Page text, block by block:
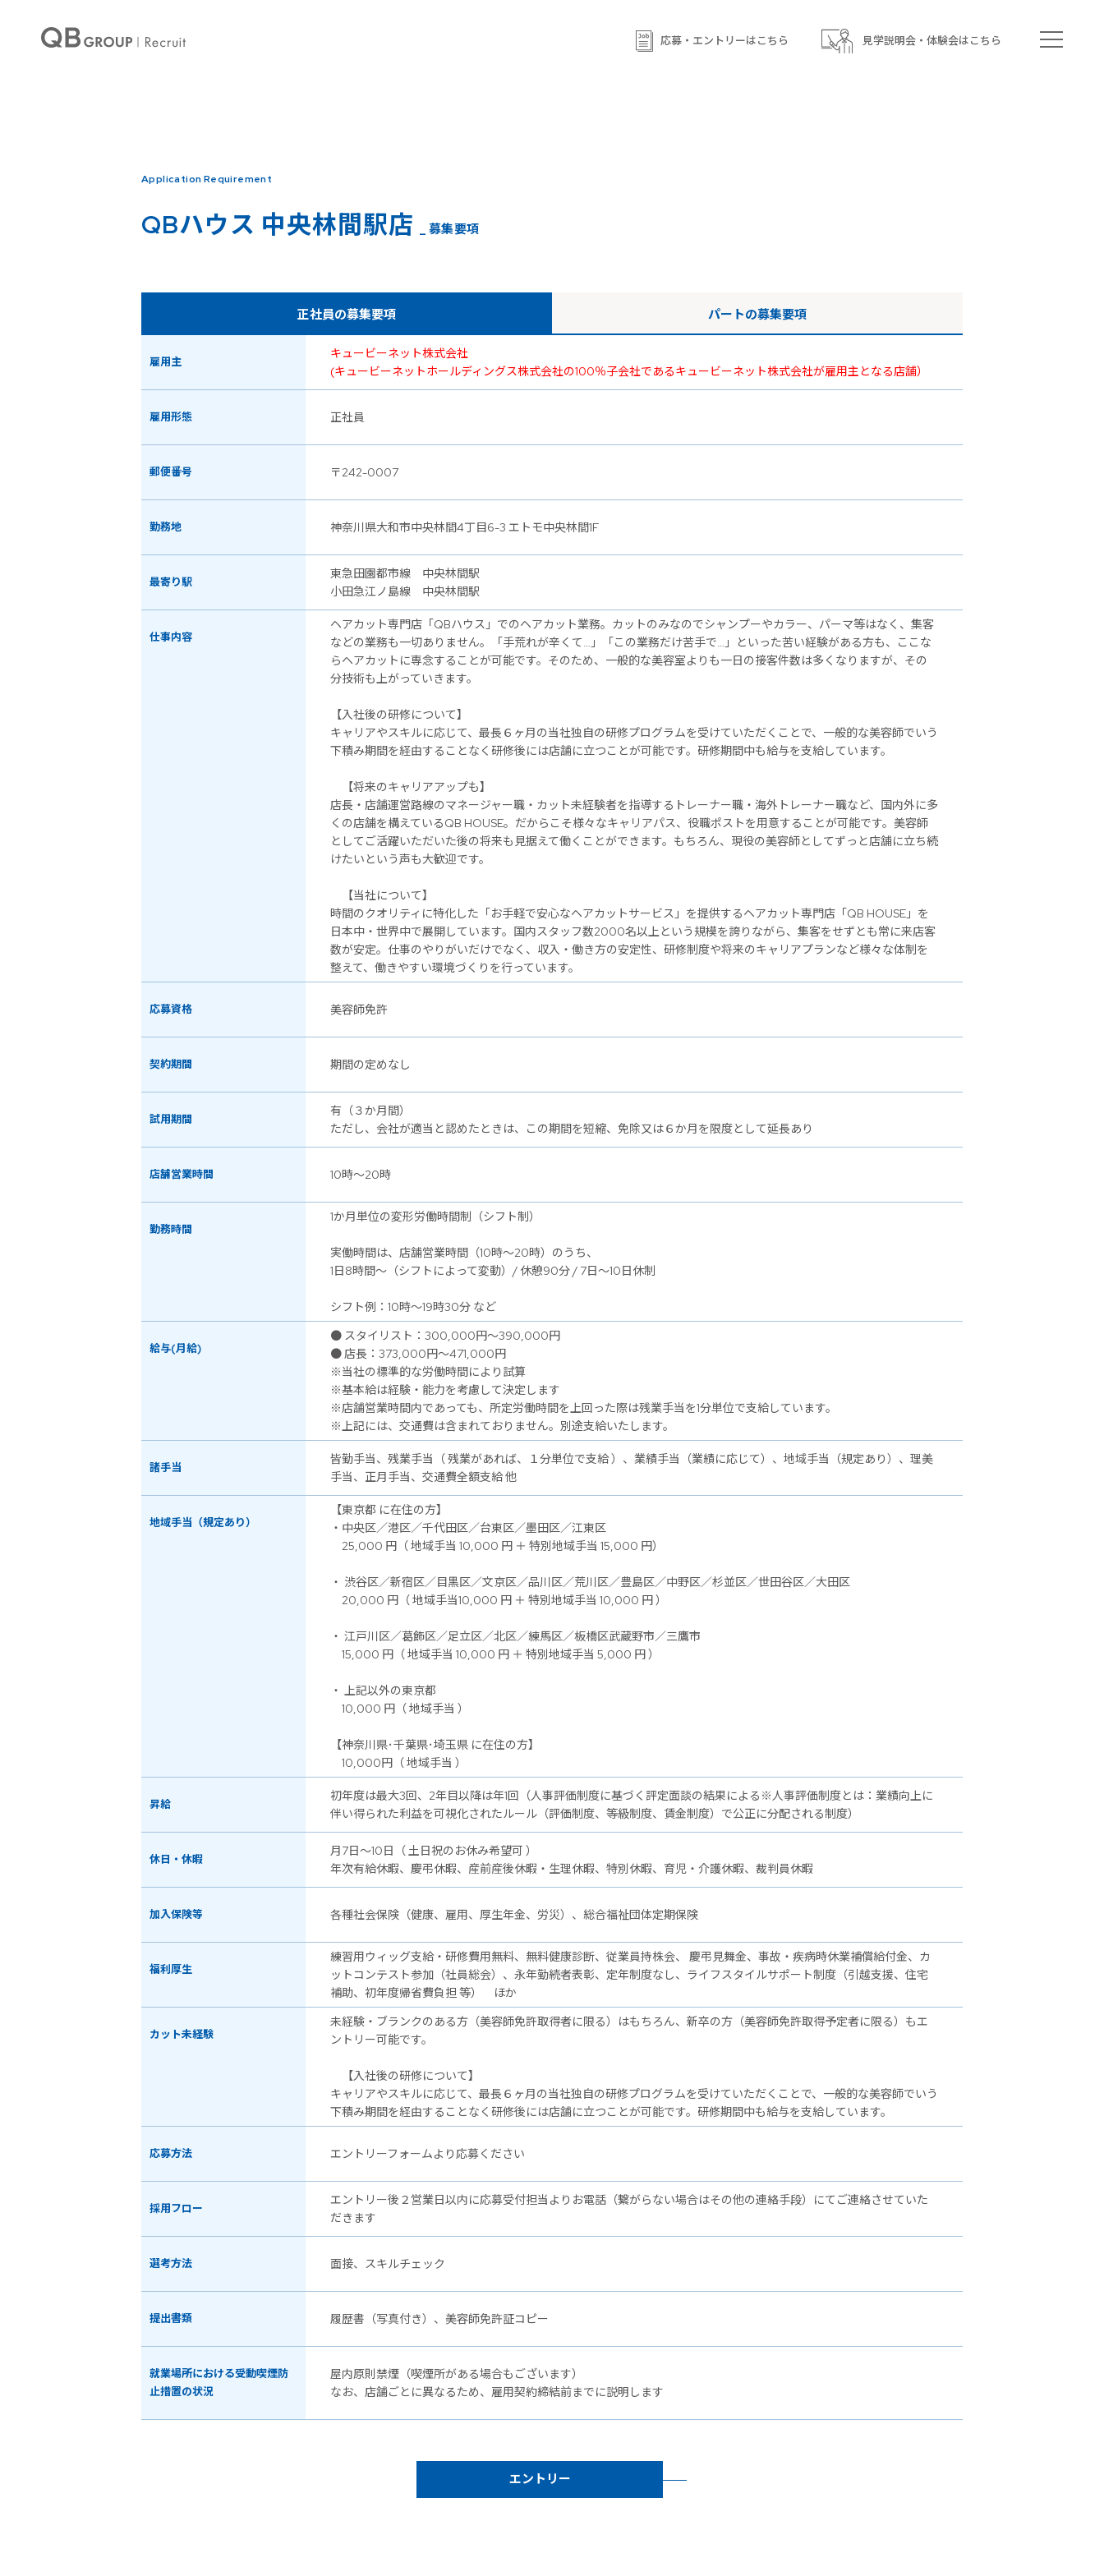
応募・エントリーはこちら 見学説明会・体験会はこちら
: Undefined array key 3 in/home/qbhouse/qb-recruit.com/public_html/wp-content/themes/qb/single-shop_recruit.php on line 93
Application Requirement
QBハウス 中央林間駅店 _ 募集要項
正社員の募集要項 パートの募集要項
雇用主
キュービーネット株式会社
(キュービーネットホールディングス株式会社の100％子会社であるキュービーネット株式会社が雇用主となる店舗）
雇用形態 正社員
郵便番号 〒242-0007
勤務地 神奈川県大和市中央林間4丁目6-3 エトモ中央林間1F
最寄り駅
東急田園都市線 中央林間駅
小田急江ノ島線 中央林間駅
仕事内容
ヘアカット専門店「QBハウス」でのヘアカット業務。カットのみなのでシャンプーやカラー、パーマ等はなく、集客
などの業務も一切ありません。「手荒れが辛くて…」「この業務だけ苦手で…」といった苦い経験がある方も、ここな
らヘアカットに専念することが可能です。そのため、一般的な美容室よりも一日の接客件数は多くなりますが、その
分技術も上がっていきます。
【入社後の研修について】
キャリアやスキルに応じて、最長６ヶ月の当社独自の研修プログラムを受けていただくことで、一般的な美容師でいう
下積み期間を経由することなく研修後には店舗に立つことが可能です。研修期間中も給与を支給しています。
【将来のキャリアアップも】
店長・店舗運営路線のマネージャー職・カット未経験者を指導するトレーナー職・海外トレーナー職など、国内外に多
くの店舗を構えているQB HOUSE。だからこそ様々なキャリアパス、役職ポストを用意することが可能です。美容師
としてご活躍いただいた後の将来も見据えて働くことができます。もちろん、現役の美容師としてずっと店舗に立ち続
けたいという声も大歓迎です。
【当社について】
時間のクオリティに特化した「お手軽で安心なヘアカットサービス」を提供するヘアカット専門店「QB HOUSE」を
日本中・世界中で展開しています。国内スタッフ数2000名以上という規模を誇りながら、集客をせずとも常に来店客
数が安定。仕事のやりがいだけでなく、収入・働き方の安定性、研修制度や将来のキャリアプランなど様々な体制を
整えて、働きやすい環境づくりを行っています。
応募資格 美容師免許
契約期間 期間の定めなし
試用期間
有（３か月間）
ただし、会社が適当と認めたときは、この期間を短縮、免除又は６か月を限度として延長あり
店舗営業時間 10時～20時
勤務時間
1か月単位の変形労働時間制（シフト制）
実働時間は、店舗営業時間（10時～20時）のうち、
1日8時間～（シフトによって変動）/ 休憩90分 / 7日～10日休制
シフト例：10時～19時30分 など
給与(月給)
● スタイリスト：300,000円～390,000円
● 店長：373,000円～471,000円
※当社の標準的な労働時間により試算
※基本給は経験・能力を考慮して決定します
※店舗営業時間内であっても、所定労働時間を上回った際は残業手当を1分単位で支給しています。
※上記には、交通費は含まれておりません。別途支給いたします。
諸手当
皆勤手当、残業手当（ 残業があれば、１分単位で支給 ）、業績手当（業績に応じて）、地域手当（規定あり）、理美
手当、正月手当、交通費全額支給 他
地域手当（規定あり）
【東京都 に在住の方】
・中央区／港区／千代田区／台東区／墨田区／江東区
25,000 円（ 地域手当 10,000 円 ＋ 特別地域手当 15,000 円）
・ 渋谷区／新宿区／目黒区／文京区／品川区／荒川区／豊島区／中野区／杉並区／世田谷区／大田区
20,000 円（ 地域手当10,000 円 ＋ 特別地域手当 10,000 円 ）
・ 江戸川区／葛飾区／足立区／北区／練馬区／板橋区武蔵野市／三鷹市
15,000 円（ 地域手当 10,000 円 ＋ 特別地域手当 5,000 円 ）
・ 上記以外の東京都
10,000 円（ 地域手当 ）
【神奈川県･千葉県･埼玉県 に在住の方】
10,000円（ 地域手当 ）
昇給
初年度は最大3回、2年目以降は年1回（人事評価制度に基づく評定面談の結果による※人事評価制度とは：業績向上に
伴い得られた利益を可視化されたルール（評価制度、等級制度、賃金制度）で公正に分配される制度）
休日・休暇
月7日～10日（ 土日祝のお休み希望可 ）
年次有給休暇、慶弔休暇、産前産後休暇・生理休暇、特別休暇、育児・介護休暇、裁判員休暇
加入保険等 各種社会保険（健康、雇用、厚生年金、労災）、総合福祉団体定期保険
福利厚生
練習用ウィッグ支給・研修費用無料、無料健康診断、従業員持株会、 慶弔見舞金、事故・疾病時休業補償給付金、カ
ットコンテスト参加（社員総会）、永年勤続者表彰、定年制度なし、ライフスタイルサポート制度（引越支援、住宅
補助、初年度帰省費負担 等） ほか
カット未経験
未経験・ブランクのある方（美容師免許取得者に限る）はもちろん、新卒の方（美容師免許取得予定者に限る）もエ
ントリー可能です。
【入社後の研修について】
キャリアやスキルに応じて、最長６ヶ月の当社独自の研修プログラムを受けていただくことで、一般的な美容師でいう
下積み期間を経由することなく研修後には店舗に立つことが可能です。研修期間中も給与を支給しています。
応募方法 エントリーフォームより応募ください
採用フロー
エントリー後２営業日以内に応募受付担当よりお電話（繋がらない場合はその他の連絡手段）にてご連絡させていた
だきます
選考方法 面接、スキルチェック
提出書類 履歴書（写真付き）、美容師免許証コピー
就業場所における受動喫煙防
止措置の状況
屋内原則禁煙（喫煙所がある場合もございます）
なお、店舗ごとに異なるため、雇用契約締結前までに説明します
エントリー